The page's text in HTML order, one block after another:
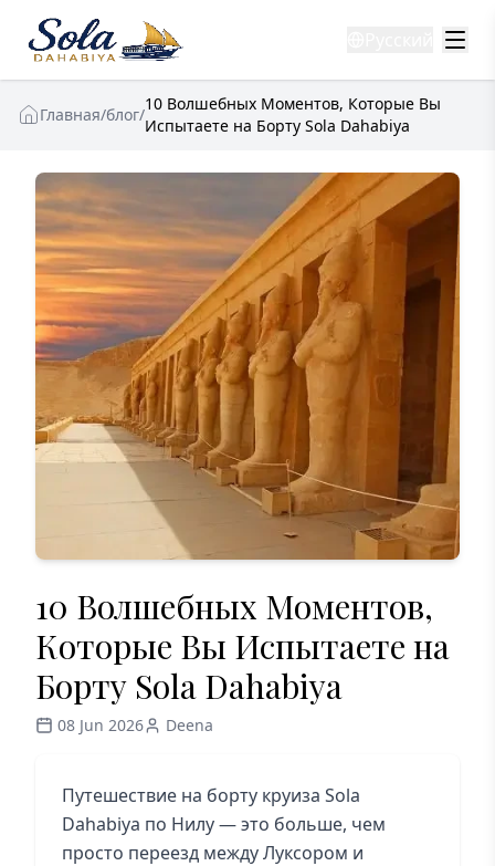
Главная/блог/
10 Волшебных Моментов, Которые Вы
Испытаете на Борту Sola Dahabiya
10 Волшебных Моментов,
Которые Вы Испытаете на
Борту Sola Dahabiya
08 Jun 2026 Deena
Путешествие на борту круиза Sola
Dahabiya по Нилу — это больше, чем
просто переезд между Луксором и